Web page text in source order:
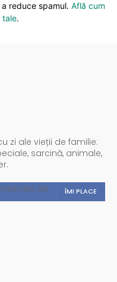
reduce spamul. Află cum
tale.
zi ale vieții de familie:
sarcină, animale,
ÎMI PLACE
de